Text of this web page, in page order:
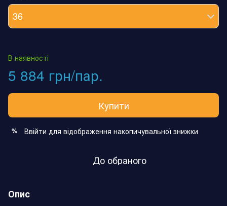
36
В наявності
5 884 грн/пар.
Купити
% Ввійти для відображення накопичувальної знижки
До обраного
Опис